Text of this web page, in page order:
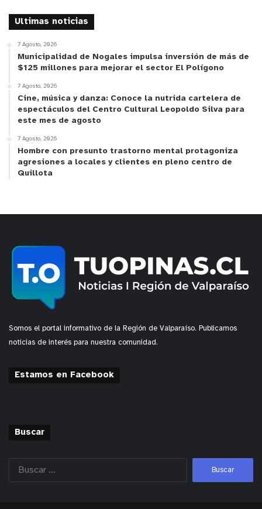
Ultimas noticias
7 Agosto, 2026
Municipalidad de Nogales impulsa inversión de más de
$125 millones para mejorar el sector El Polígono
7 Agosto, 2026
Cine, música y danza: Conoce la nutrida cartelera de
espectáculos del Centro Cultural Leopoldo Silva para
este mes de agosto
7 Agosto, 2026
Hombre con presunto trastorno mental protagoniza
agresiones a locales y clientes en pleno centro de
Quillota
Somos el portal informativo de la Región de Valparaíso. Publicamos
noticias de interés para nuestra comunidad.
Estamos en Facebook
Buscar